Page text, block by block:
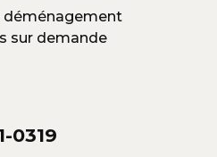
déménagement
sur demande
0319